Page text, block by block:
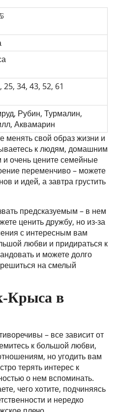
25, 34, 43, 52, 61
Рубин, Турмалин,
Аквамарин
менять свой образ жизни и
к людям, домашним
очень цените семейные
переменчиво – можете
и идей, а завтра грустить
предсказуемым – в нем
ценить дружбу, но из-за
с интересным вам
любви и придираться к
и можете долго
на смелый
Крыса в
– все зависит от
к большой любви,
но угодить вам
терять интерес к
о нем вспоминать.
чего хотите, подчиняясь
и нередко